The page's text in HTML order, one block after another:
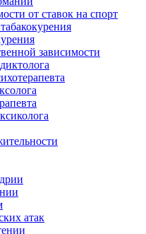
от ставок на спорт
зависимости
атак